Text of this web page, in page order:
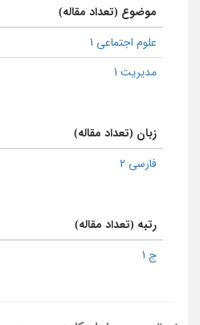
موضوع (تعداد مقاله)
علوم اجتماعی 1
مدیریت 1
زبان (تعداد مقاله)
فارسی 2
رتبه (تعداد مقاله)
ج 1